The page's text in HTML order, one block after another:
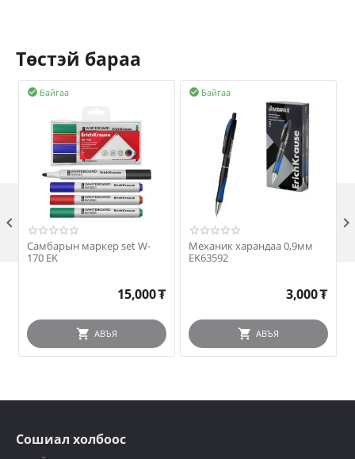
Төстэй бараа
Байгаа

Самбарын маркер set W-
170 EK
15,000₮
АВЪЯ
Байгаа

Механик харандаа 0,9мм
EK63592
3,000₮
АВЪЯ
 
Сошиал холбоос